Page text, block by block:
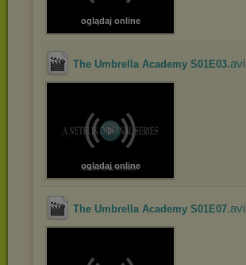
oglądaj online
The Umbrella Academy S01E03.avi
oglądaj online
The Umbrella Academy S01E07.avi